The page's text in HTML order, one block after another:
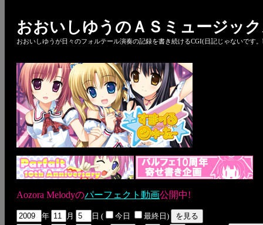
おおいしゆうのＡＳミュージッ
おおいしゆうが日々のフォルテール演奏の記録を書き続けるCGI(日記じゃないです
Aozora Melodyのパーフェクト動画公開中!
年 月 日 ( 今日
最終日)